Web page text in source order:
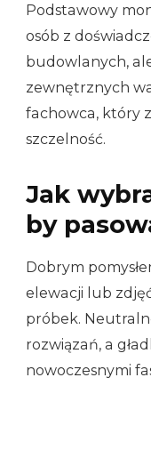
Podstawowy
osób z
budowlanych,
zewnętrznych
fachowca, który
szczelność.
Jak
by
Dobrym
elewacji lub
próbek.
rozwiązań, a
nowoczesnymi